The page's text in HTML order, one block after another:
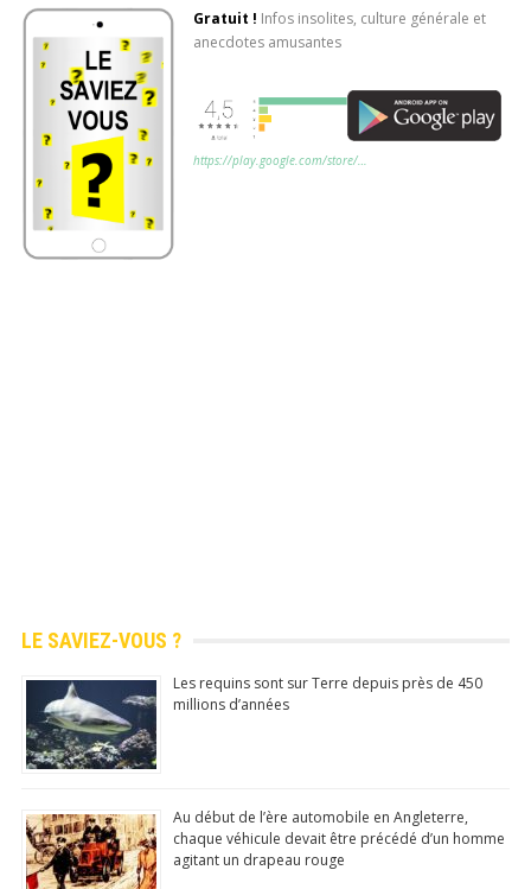
Gratuit ! Infos insolites, culture générale et
anecdotes amusantes
https://play.google.com/store/…
LE SAVIEZ-VOUS ?
Les requins sont sur Terre depuis près de 450
millions d’années
Au début de l’ère automobile en Angleterre,
chaque véhicule devait être précédé d’un homme
agitant un drapeau rouge